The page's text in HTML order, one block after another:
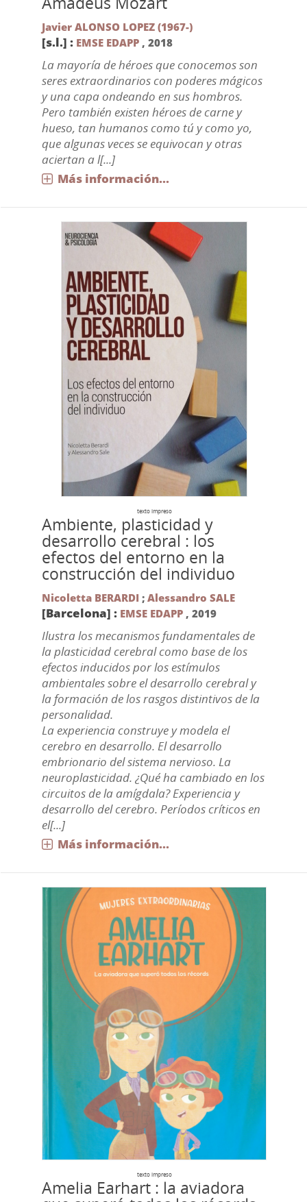
Javier ALONSO LOPEZ (1967-)
[s.l.] : EMSE EDAPP, 2018
La mayoría de héroes que conocemos son
seres extraordinarios con poderes mágicos
y una capa ondeando en sus hombros.
Pero también existen héroes de carne y
hueso, tan humanos como tú y como yo,
que algunas veces se equivocan y otras
aciertan a l[...]
Más información...
texto impreso
Ambiente, plasticidad y
desarrollo cerebral : los
efectos del entorno en la
construcción del individuo
Nicoletta BERARDI ; Alessandro SALE
[Barcelona] : EMSE EDAPP, 2019
Ilustra los mecanismos fundamentales de
la plasticidad cerebral como base de los
efectos inducidos por los estímulos
ambientales sobre el desarrollo cerebral y
la formación de los rasgos distintivos de la
personalidad.
La experiencia construye y modela el
cerebro en desarrollo. El desarrollo
embrionario del sistema nervioso. La
neuroplasticidad. ¿Qué ha cambiado en los
circuitos de la amígdala? Experiencia y
desarrollo del cerebro. Períodos críticos en
el[...]
Más información...
texto impreso
Amelia Earhart : la aviadora